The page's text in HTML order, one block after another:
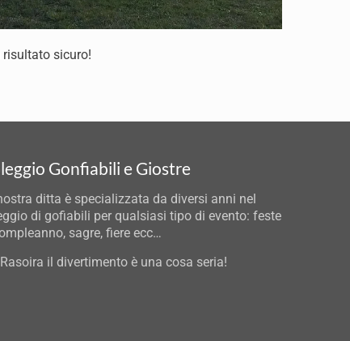
sicuro!
Gonfiabili e Giostre
ditta è specializzata da diversi anni nel
di gofiabili per qualsiasi tipo di evento: feste
sagre, fiere ecc…
il divertimento è una cosa seria!